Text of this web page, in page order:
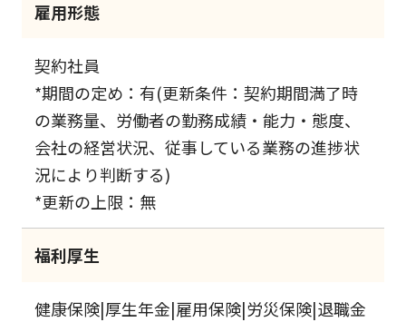
雇用形態
契約社員
*期間の定め：有(更新条件：契約期間満了時
の業務量、労働者の勤務成績・能力・態度、
会社の経営状況、従事している業務の進捗状
況により判断する)
*更新の上限：無
福利厚生
健康保険|厚生年金|雇用保険|労災保険|退職金